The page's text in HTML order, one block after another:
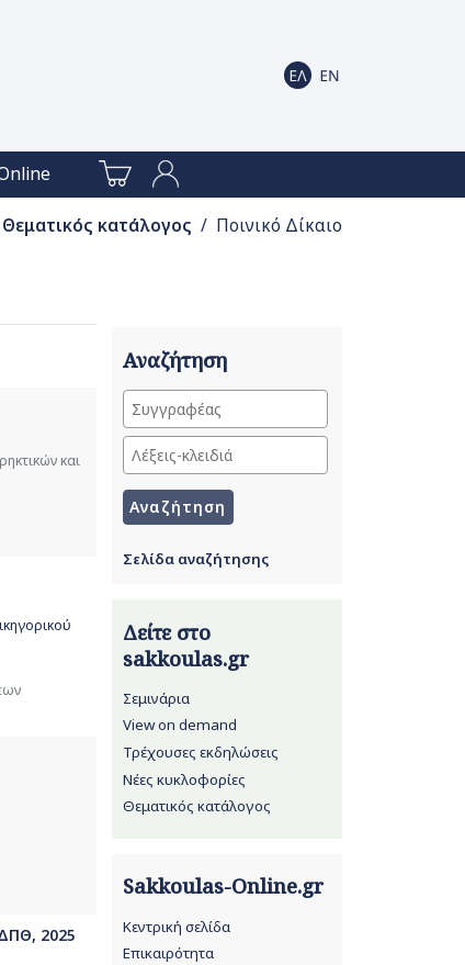
Θεματικός κατάλογος / Ποινικό Δίκαιο
και
2025
Αναζήτηση
Σελίδα αναζήτησης
Δείτε στο
sakkoulas.gr
Σεμινάρια
View on demand
Τρέχουσες εκδηλώσεις
Νέες κυκλοφορίες
Θεματικός κατάλογος
Sakkoulas-Online.gr
Κεντρική σελίδα
Επικαιρότητα